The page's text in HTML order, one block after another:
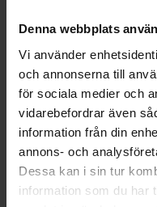
Denna webbplats
Vi använder
och annonserna till
för sociala medier och
vidarebefordrar även
information från din
annons- och
Dessa kan i sin tur
information som du har
Produktnummer
40770
Fråga mer om